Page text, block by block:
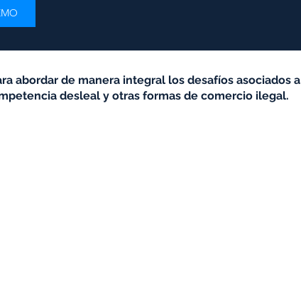
abordar de manera integral los desafíos asociados a
desleal y otras formas de comercio ilegal.